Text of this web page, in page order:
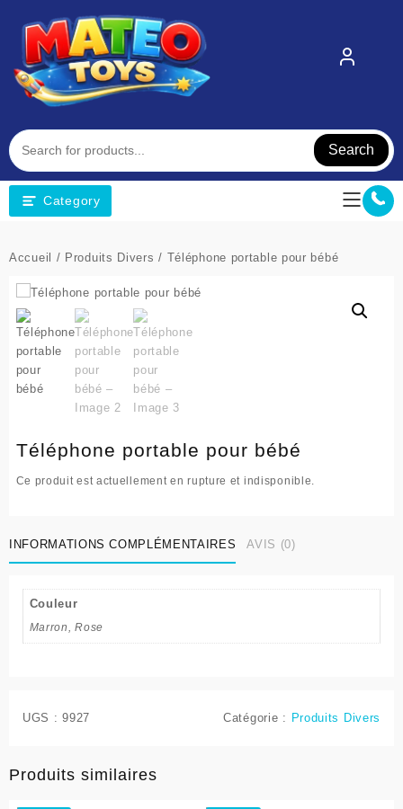
content
Search
Category
Accueil / Produits Divers / Téléphone portable pour bébé
Téléphone portable pour bébé
Ce produit est actuellement en rupture et indisponible.
INFORMATIONS COMPLÉMENTAIRES AVIS (0)
Couleur
Marron, Rose
UGS :9927 Catégorie : Produits Divers
Produits similaires